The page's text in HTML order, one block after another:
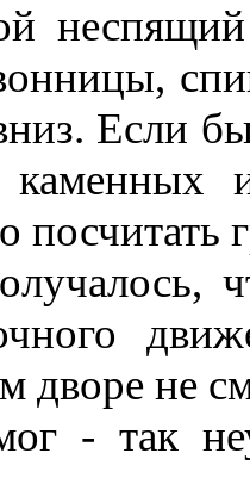
Если
дворе не
- так